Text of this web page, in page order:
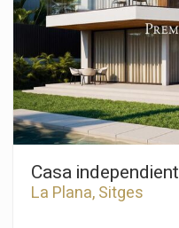
bicicletas y un lavadero. La fecha de entrega de la casa está
prevista para Junio 2026. El barrio de La Plana de Sitges es
una zona residencial
esenciales. Todo ello sin
caminando del centro.
Casa
La Plana, Sitges